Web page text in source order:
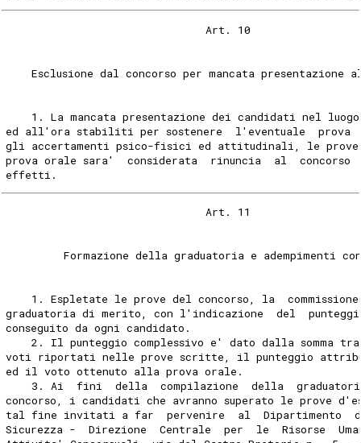
                               Art. 10
Esclusione dal concorso per mancata presentazione
1. La mancata presentazione dei candidati nel
ed all'ora stabiliti per sostenere  l'eventuale  prova
gli accertamenti psico-fisici ed attitudinali, le
prova orale sara'  considerata  rinuncia  al
effetti.
                               Art. 11
Formazione della graduatoria e adempimenti
1. Espletate le prove del concorso, la
graduatoria di merito, con l'indicazione  del
conseguito da ogni candidato.
2. Il punteggio complessivo e' dato dalla somma
voti riportati nelle prove scritte, il punteggio
ed il voto ottenuto alla prova orale.
3. Ai  fini  della  compilazione  della
concorso, i candidati che avranno superato le prove
tal fine invitati a far  pervenire  al  Dipartimento
Sicurezza -  Direzione  Centrale  per  le  Risorse